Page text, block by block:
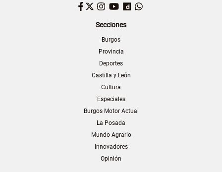
Facebook
TwitterInstagram
YouTubeDailymotion
Secciones
Burgos
Provincia
Deportes
Castilla y León
Cultura
Especiales
Burgos Motor Actual
La Posada
Mundo Agrario
Innovadores
Opinión